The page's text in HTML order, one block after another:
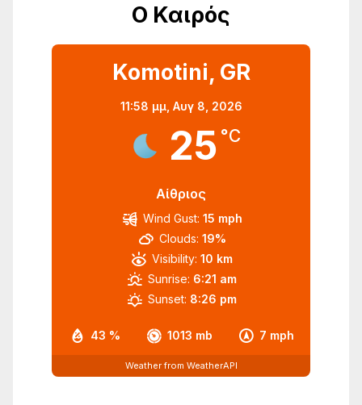
Ο Καιρός
Komotini, GR
11:58 μμ, Αυγ 8, 2026
25 °C
Αίθριος
43 % 1013 mb 7 mph
Wind Gust: 15 mph
Clouds: 19%
Visibility: 10 km
Sunrise: 6:21 am
Sunset: 8:26 pm
Weather from WeatherAPI